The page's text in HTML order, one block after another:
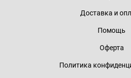
Доставка и
Помощь
Оферта
Политика